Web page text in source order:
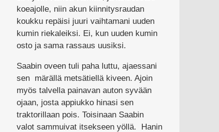
koeajolle, niin akun kiinnitysraudan
koukku repäisi juuri vaihtamani uuden
kumin riekaleiksi. Ei, kun uuden kumin
osto ja sama rassaus uusiksi.
Saabin oveen tuli paha luttu, ajaessani
sen märällä metsätiellä kiveen. Ajoin
myös talvella painavan auton syvään
ojaan, josta appiukko hinasi sen
traktorillaan pois. Toisinaan Saabin
valot sammuivat itsekseen yöllä. Hanin